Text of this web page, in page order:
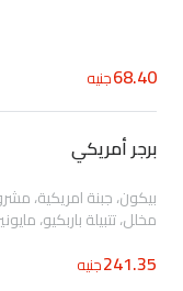
68.40جنيه
برجر أمريكي
بيكون، جبنة امريكية،
مخلل، تتبيلة باربكيو،
241.35جنيه